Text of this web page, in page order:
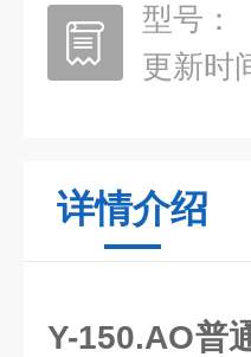
型号：
更新时
详情介绍
Y-150.AO普